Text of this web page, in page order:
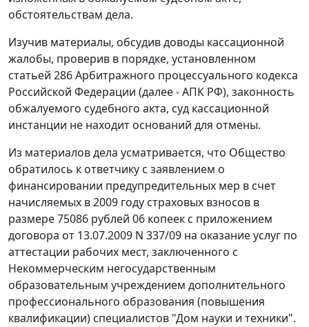
обстоятельствам дела.
Изучив материалы, обсудив доводы кассационной
жалобы, проверив в порядке, установленном
статьей 286Арбитражного процессуального кодекса
Российской Федерации (далее - АПК РФ), законность
обжалуемого судебного акта, суд кассационной
инстанции не находит оснований для отмены.
Из материалов дела усматривается, что Общество
обратилось к ответчику с заявлением о
финансировании предупредительных мер в счет
начисляемых в 2009 году страховых взносов в
размере 75086 рублей 06 копеек с приложением
договора от 13.07.2009 N 337/09 на оказание услуг по
аттестации рабочих мест, заключенного с
Некоммерческим негосударственным
образовательным учреждением дополнительного
профессионального образования (повышения
квалификации) специалистов "Дом науки и техники".